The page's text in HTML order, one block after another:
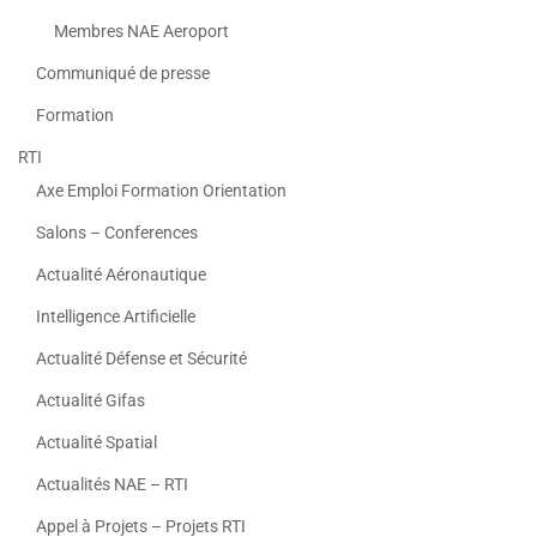
Membres NAE Aeroport
Communiqué de presse
Formation
RTI
Axe Emploi Formation Orientation
Salons – Conferences
Actualité Aéronautique
Intelligence Artificielle
Actualité Défense et Sécurité
Actualité Gifas
Actualité Spatial
Actualités NAE – RTI
Appel à Projets – Projets RTI